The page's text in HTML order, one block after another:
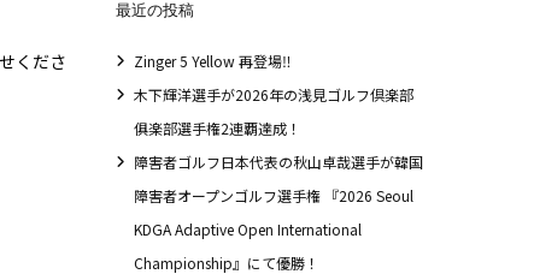
くださ
最近の投稿
Zinger 5 Yellow 再登場‼
木下輝洋選手が2026年の浅見ゴルフ倶楽部
俱楽部選手権2連覇達成！
障害者ゴルフ日本代表の秋山卓哉選手が韓国
障害者オープンゴルフ選手権 『2026 Seoul
KDGA Adaptive Open International
Championship』にて優勝！